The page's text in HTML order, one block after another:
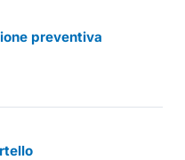
preventiva